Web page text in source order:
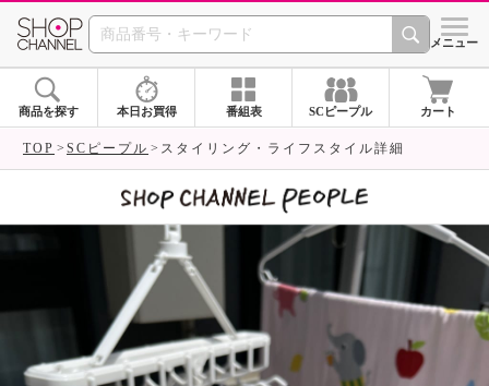
SHOP CHANNEL シメニュー
商品を探す 本日お買得 番組表 SCピープル カート
TOP SCピープル スタイリング・ライフスタイル詳細